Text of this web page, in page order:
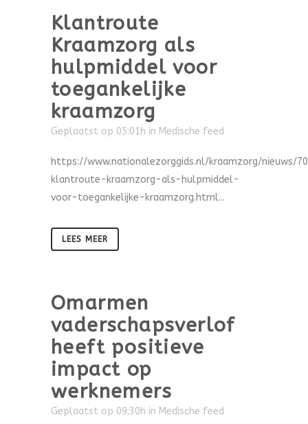
Klantroute
Kraamzorg als
hulpmiddel voor
toegankelijke
kraamzorg
Geplaatst op 05:01h in Medische feed
https://www.nationalezorggids.nl/kraamzorg/nieuws/
klantroute-kraamzorg-als-hulpmiddel-
voor-toegankelijke-kraamzorg.html...
LEES MEER
Omarmen
vaderschapsverlof
heeft positieve
impact op
werknemers
Geplaatst op 09:30h in Medische feed